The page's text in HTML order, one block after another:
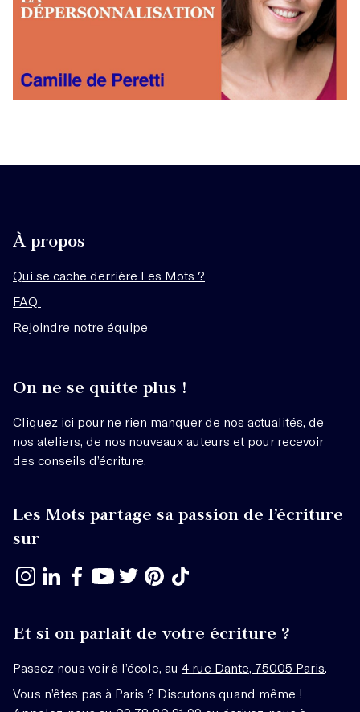
À propos
Qui se cache derrière Les Mots ?
FAQ
Rejoindre notre équipe
On ne se quitte plus !
Cliquez ici pour ne rien manquer de nos actualités, de
nos ateliers, de nos nouveaux auteurs et pour recevoir
des conseils d’écriture.
Les Mots partage sa passion de l’écriture
sur
Et si on parlait de votre écriture ?
Passez nous voir à l’école, au 4 rue Dante, 75005 Paris
Vous n’êtes pas à Paris ? Discutons quand même !